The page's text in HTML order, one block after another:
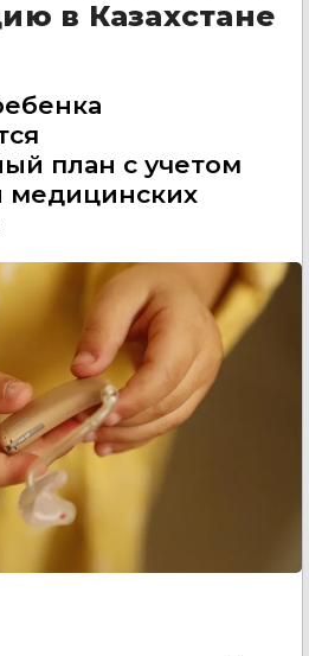
в Казахстане
план с учетом
медицинских